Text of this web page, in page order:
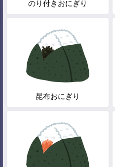
のり付きおにぎり
昆布おにぎり